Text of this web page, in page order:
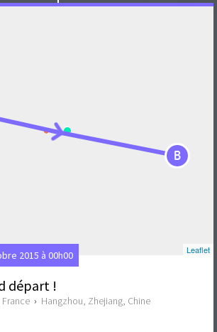
B
Leaflet
2015 à 00h00
départ !
France › Hangzhou, Zhejiang, Chine